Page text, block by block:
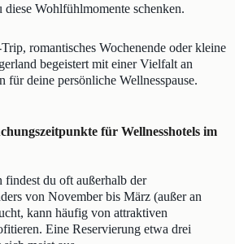
Wohlfühlmomente schenken.
romantisches Wochenende oder kleine
begeistert mit einer Vielfalt an
für deine persönliche Wellnesspause.
für Wellnesshotels im
findest du oft außerhalb der
von November bis März (außer an
kann häufig von attraktiven
Eine Reservierung etwa drei